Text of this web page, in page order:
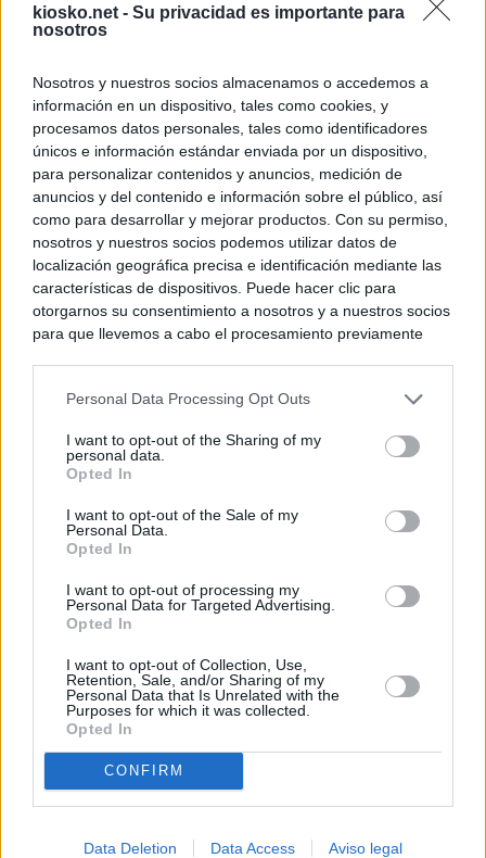
kiosko.net - Su privacidad es importante para
nosotros
Nosotros y nuestros socios almacenamos o accedemos a
información en un dispositivo, tales como cookies, y
procesamos datos personales, tales como identificadores
únicos e información estándar enviada por un dispositivo,
para personalizar contenidos y anuncios, medición de
anuncios y del contenido e información sobre el público, así
como para desarrollar y mejorar productos. Con su permiso,
nosotros y nuestros socios podemos utilizar datos de
localización geográfica precisa e identificación mediante las
características de dispositivos. Puede hacer clic para
otorgarnos su consentimiento a nosotros y a nuestros socios
para que llevemos a cabo el procesamiento previamente
negar su consentimiento. Tenga en cuenta que algún
de su consentimiento, pero usted tiene el derecho de
rechazar tal procesamiento. Sus preferencias se aplicarán
cualquier momento entrando de nuevo en este sitio web o
visitando nuestra política de privacidad.
Personal Data Processing Opt Outs
I want to opt-out of the Sharing of my
personal data.
Opted In
I want to opt-out of the Sale of my
Personal Data.
Opted In
I want to opt-out of processing my
Personal Data for Targeted Advertising.
Opted In
I want to opt-out of Collection, Use,
Retention, Sale, and/or Sharing of my
Personal Data that Is Unrelated with the
Purposes for which it was collected.
Opted In
CONFIRM
Data Deletion Data Access Aviso legal